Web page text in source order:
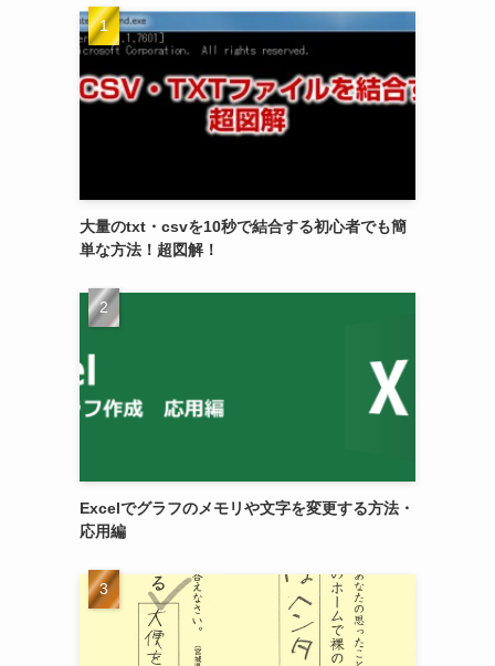
大量のtxt・csvを10秒で結合する初心者でも簡
単な方法！超図解！
Excelでグラフのメモリや文字を変更する方法・
応用編